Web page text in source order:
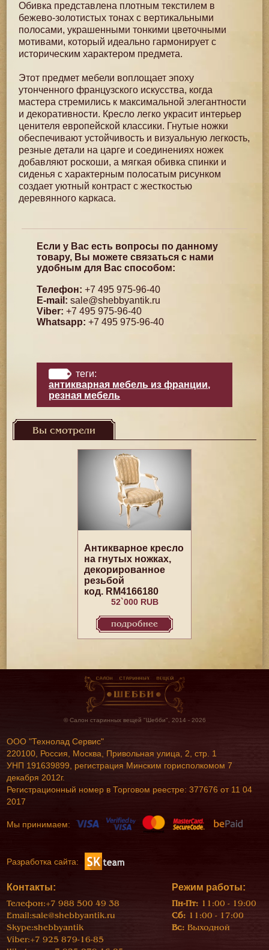
Обивка представлена плотным текстилем в
бежево-золотистых тонах с вертикальными
полосами, украшенными тонкими цветочными
мотивами, который идеально гармонирует с
историческим характером предмета.
Этот предмет мебели воплощает эпоху
утонченного французского искусства, когда
мастера стремились к максимальной элегантности
и декоративности. Кресло легко украсит интерьер
ценителя европейской классики. Гнутые ножки
обеспечивают устойчивость и визуальную легкость,
резные детали на царге и соединениях ножек
добавляют роскоши, а мягкая обивка спинки и
сиденья с характерным полосатым рисунком
создает уютный контраст с жесткостью
деревянного каркаса.
Если у Вас есть вопросы по данному
товару, Вы можете связаться с нами
удобным для Вас способом:
Телефон: +7 495 975-96-40
E-mail: sale@shebbyantik.ru
Viber: +7 495 975-96-40
Whatsapp: +7 495 975-96-40
теги:
антикварная мебель из франции,
резная мебель
Вы смотрели
Антикварное кресло
на гнутых ножках,
декорированное
резьбой
код. RM4166180
52`000 RUB
подробнее
© Салон старинных вещей "Шебби", 2014 - 2026
ООО "Технолад Сервис"
220100, Россия, Москва, Привольная улица, 2, стр. 1
УНП 191639899, регистрация Минским горисполкомом 7
декабря 2012г.
Регистрационный номер в Торговом реестре: 377676 от 11 04
2017
Мы принимаем:
Разработка сайта:
Контакты:
Телефон:+7 988 500 49 38
Email:sale@shebbyantik.ru
Skype:shebbyantik
Viber:+7 925 879-16-85
Режим работы:
Пн-Пт: 11:00 - 19:00
Сб: 11:00 - 17:00
Вс: Выходной